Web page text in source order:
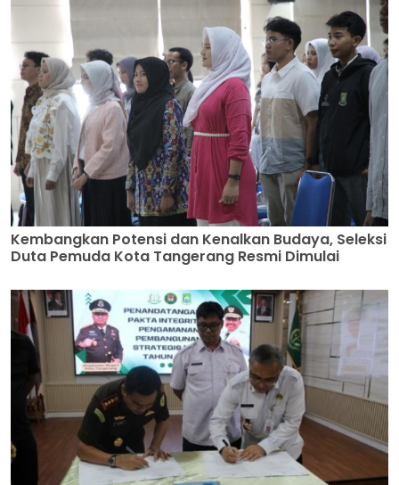
Kembangkan Potensi dan Kenalkan Budaya, Seleksi
Duta Pemuda Kota Tangerang Resmi Dimulai